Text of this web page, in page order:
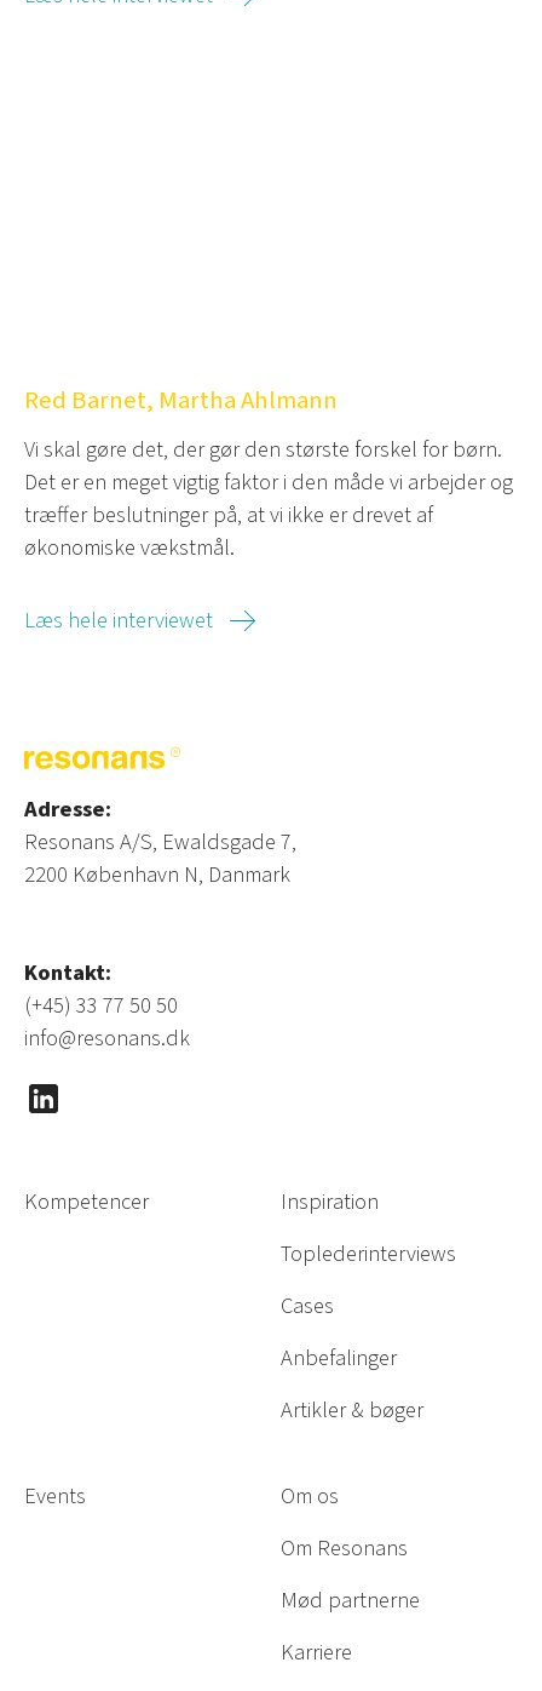
Red Barnet, Martha Ahlmann
Vi skal gøre det, der gør den største forskel for børn.
Det er en meget vigtig faktor i den måde vi arbejder og
træffer beslutninger på, at vi ikke er drevet af
økonomiske vækstmål.
Læs hele interviewet
Adresse:
Resonans A/S, Ewaldsgade 7,
2200 København N, Danmark
Kontakt:
(+45) 33 77 50 50
info@resonans.dk
Kompetencer
Inspiration
Toplederinterviews
Cases
Anbefalinger
Artikler & bøger
Events
Om os
Om Resonans
Mød partnerne
Karriere